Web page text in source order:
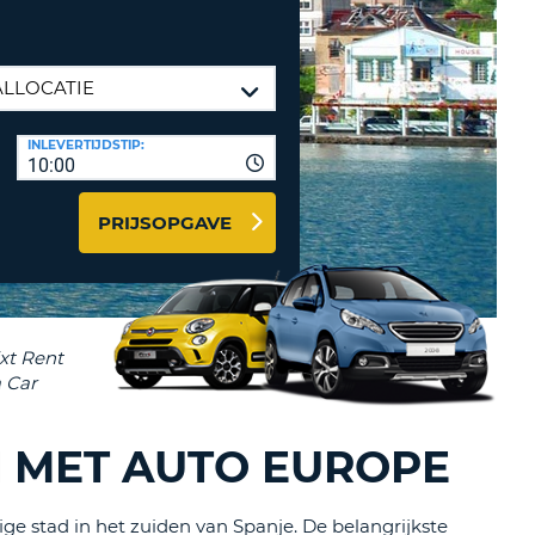
& AFFILIATES
INLOGGEN
10:00
INLEVERTIJDSTIP:
PRIJSOPGAVE
AUTO EUROPE
stad in het zuiden van Spanje. De belangrijkste